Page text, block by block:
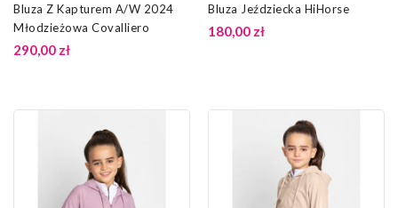
Bluza Z Kapturem A/W 2024
Młodzieżowa Covalliero
290,00 zł
Bluza Jeździecka HiHorse
180,00 zł